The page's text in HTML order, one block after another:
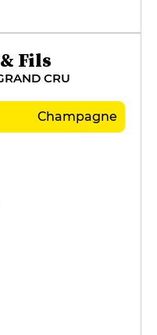
Fils
CRU
Champagne